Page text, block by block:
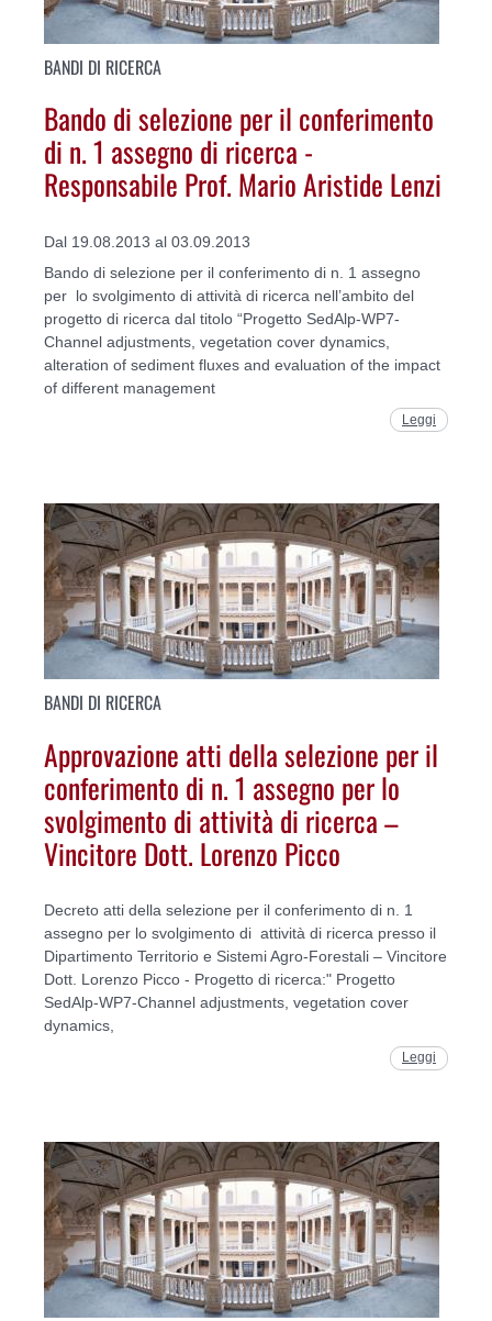
BANDI DI RICERCA
Bando di selezione per il conferimento
di n. 1 assegno di ricerca -
Responsabile Prof. Mario Aristide Lenzi
Dal 19.08.2013 al 03.09.2013
Bando di selezione per il conferimento di n. 1 assegno
per lo svolgimento di attività di ricerca nell’ambito del
progetto di ricerca dal titolo “Progetto SedAlp-WP7-
Channel adjustments, vegetation cover dynamics,
alteration of sediment fluxes and evaluation of the impact
of different management
Leggi
BANDI DI RICERCA
Approvazione atti della selezione per il
conferimento di n. 1 assegno per lo
svolgimento di attività di ricerca –
Vincitore Dott. Lorenzo Picco
Decreto atti della selezione per il conferimento di n. 1
assegno per lo svolgimento di attività di ricerca presso il
Dipartimento Territorio e Sistemi Agro-Forestali – Vincitore
Dott. Lorenzo Picco - Progetto di ricerca:" Progetto
SedAlp-WP7-Channel adjustments, vegetation cover
dynamics,
Leggi